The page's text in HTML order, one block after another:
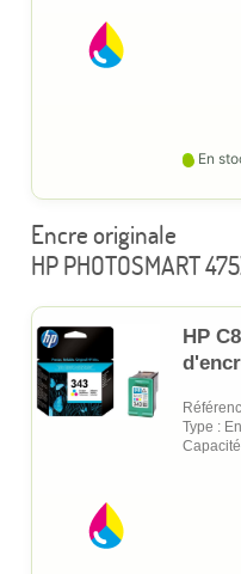
En
Encre originale
HP PHOTOSMART
HP
Type :
Capacité